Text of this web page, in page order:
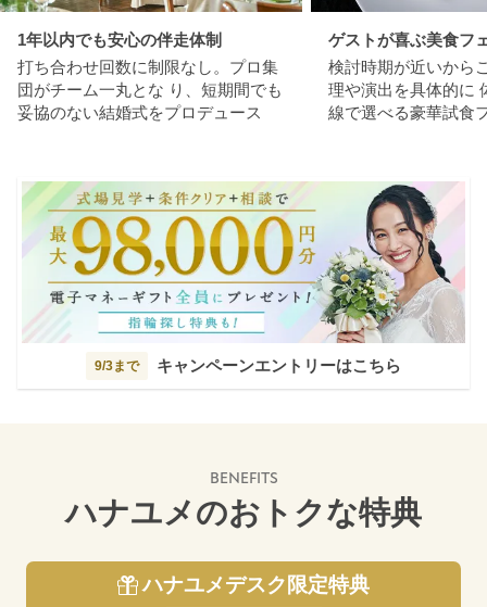
1年以内でも安心の伴走体制
打ち合わせ回数に制限なし。プロ集
団がチーム一丸とな り、短期間でも
妥協のない結婚式をプロデュース
ゲストが喜ぶ美食フ
検討時期が近いから
理や演出を具体的に
線で選べる豪華試食
9/3まで キャンペーンエントリーはこちら
BENEFITS
ハナユメのおトクな特典
ハナユメデスク限定特典